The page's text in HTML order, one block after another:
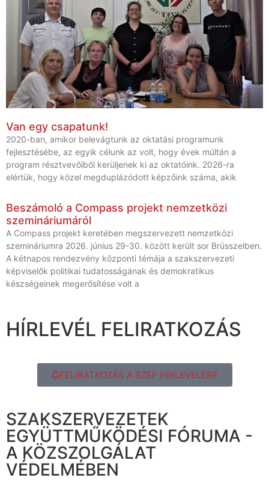
Van egy csapatunk!
2020-ban, amikor belevágtunk az oktatási programunk
fejlesztésébe, az egyik célunk az volt, hogy évek múltán a
program résztvevőiből kerüljenek ki az oktatóink. 2026-ra
elértük, hogy közel megduplázódott képzőink száma, akik
Beszámoló a Compass projekt nemzetközi
szemináriumáról
A Compass projekt keretében megszervezett nemzetközi
szemináriumra 2026. június 29-30. között került sor Brüsszelben.
A kétnapos rendezvény központi témája a szakszervezeti
képviselők politikai tudatosságának és demokratikus
készségeinek megerősítése volt a
HÍRLEVÉL FELIRATKOZÁS
FELIRATKOZÁS A SZEF HÍRLEVELÉRE
SZAKSZERVEZETEK
EGYÜTTMŰKÖDÉSI FÓRUMA -
A KÖZSZOLGÁLAT
VÉDELMÉBEN